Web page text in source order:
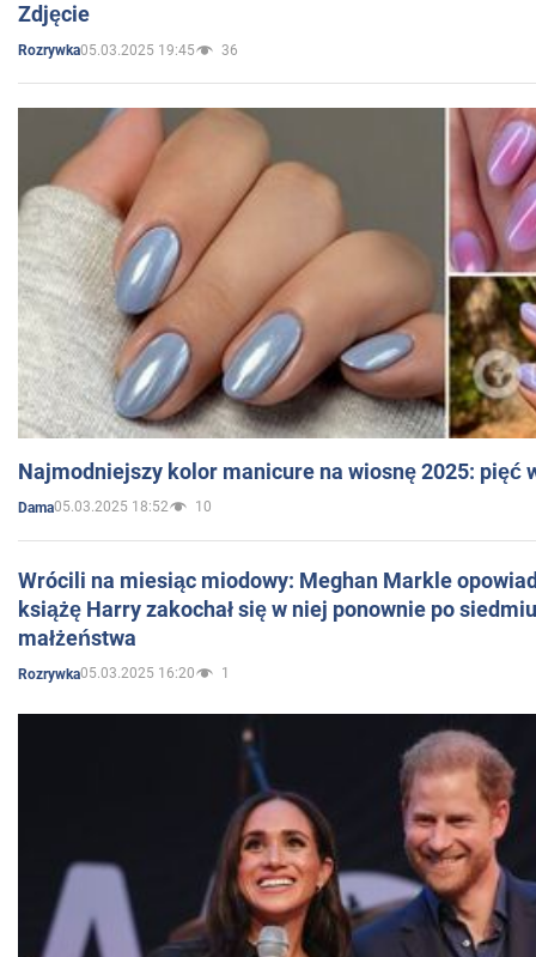
Zdjęcie
Rozrywka05.03.2025 19:45 36
Najmodniejszy kolor manicure na wiosnę 2025: pięć
Dama05.03.2025 18:52 10
Wrócili na miesiąc miodowy: Meghan Markle
książę Harry zakochał się w niej ponownie po
małżeństwa
Rozrywka05.03.2025 16:20 1